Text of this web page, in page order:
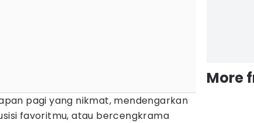
pagi yang nikmat, mendengarkan
favoritmu, atau bercengkrama
More